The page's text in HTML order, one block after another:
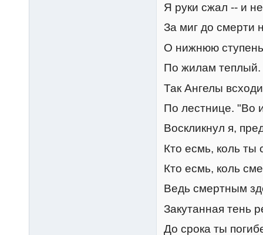
Я руки сжал -- и
За миг до смерти
О нижнюю
По жилам
Так Ангелы
По лестнице. "Во
Воскликнул я,
Кто есмь, коль ты
Кто есмь, коль
Ведь смертным
Закутанная тень
До срока ты